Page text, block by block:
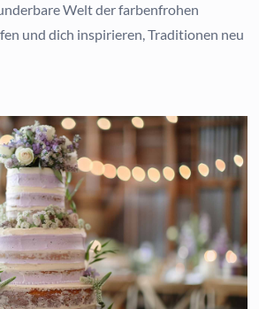
Welt der farbenfrohen
und dich inspirieren, Traditionen neu